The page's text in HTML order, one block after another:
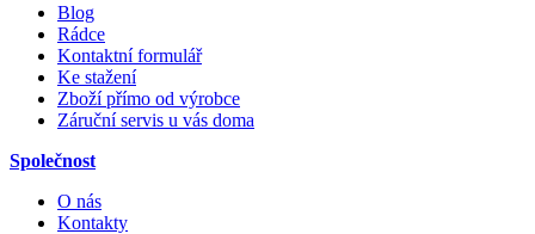
Blog
Rádce
Kontaktní formulář
Ke stažení
Zboží přímo od výrobce
Záruční servis u vás doma
Společnost
O nás
Kontakty